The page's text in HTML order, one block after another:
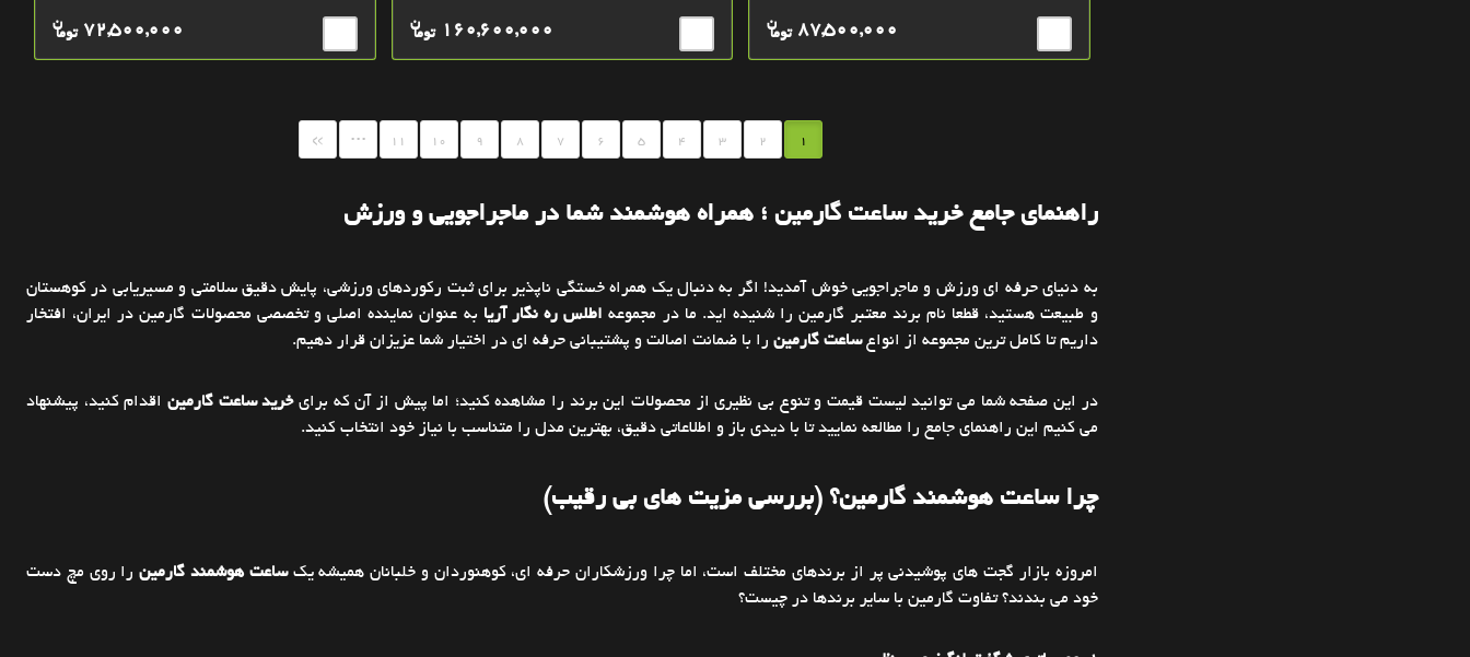
توما
ن 87,500,000 توما
ن 160,600,000 توما
ن 72,500,000
1
2
3
4
5
6
7
8
9
10
11
...
»
راهنمای جامع خرید ساعت گارمین ؛ همراه هوشمند شما در ماجراجویی و ورزش
به دنیای حرفه ای ورزش و ماجراجویی خوش آمدید! اگر به دنبال یک همراه خستگی ناپذیر برای ثبت رکوردهای ورزشی، پایش دقیق سلامتی و مسیریابی در کوهستان
و طبیعت هستید، قطعا نام برند معتبر گارمین را شنیده اید. ما در مجموعه اطلس ره نگار آریا به عنوان نماینده اصلی و تخصصی محصولات گارمین در ایران، افتخار
داریم تا کامل ترین مجموعه از انواعساعت گارمین را با ضمانت اصالت و پشتیبانی حرفه ای در اختیار شما عزیزان قرار دهیم.
در این صفحه شما می توانید لیست قیمت و تنوع بی نظیری از محصولات این برند را مشاهده کنید؛ اما پیش از آن که برایخرید ساعت گارمین اقدام کنید، پیشنهاد
می کنیم این راهنمای جامع را مطالعه نمایید تا با دیدی باز و اطلاعاتی دقیق، بهترین مدل را متناسب با نیاز خود انتخاب کنید.
چرا ساعت هوشمند گارمین؟ (بررسی مزیت های بی رقیب)
امروزه بازار گجت های پوشیدنی پر از برندهای مختلف است، اما چرا ورزشکاران حرفه ای، کوهنوردان و خلبانان همیشه یکساعت هوشمند گارمینرا روی مچ دست
خود می بندند؟ تفاوت گارمین با سایر برندها در چیست؟